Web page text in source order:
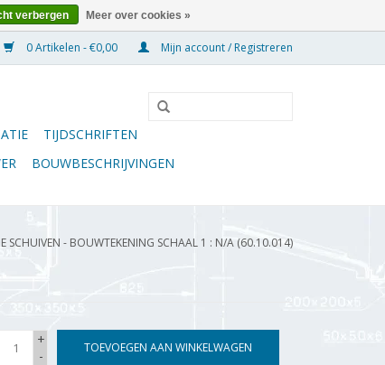
0 Artikelen - €0,00 Mijn account / Registreren
TIJDSCHRIFTEN
BOUWBESCHRIJVINGEN
SCHUIVEN - BOUWTEKENING SCHAAL 1 : N/A (60.10.014)
+
-
TOEVOEGEN AAN WINKELWAGEN
verbergen Meer over cookies »